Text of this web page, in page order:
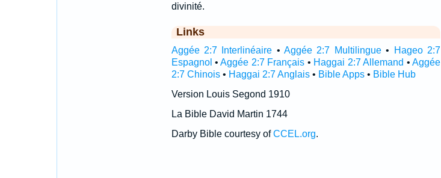
divinité.
Links
Aggée 2:7 Interlinéaire •Aggée 2:7 Multilingue•
Hageo 2:7
Espagnol •Aggée 2:7 Français • Haggai 2:7 Allemand • Aggée
2:7 Chinois• Haggai 2:7 Anglais• Bible Apps• Bible Hub
Version Louis Segond 1910
La Bible David Martin 1744
Darby Bible courtesy ofCCEL.org.